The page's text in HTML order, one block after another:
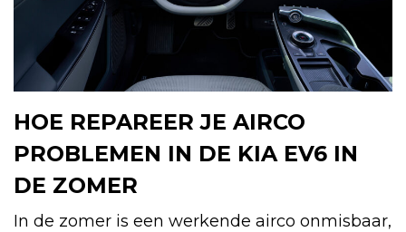
HOE REPAREER JE AIRCO
PROBLEMEN IN DE KIA EV6 IN
DE ZOMER
In de zomer is een werkende airco onmisbaar,